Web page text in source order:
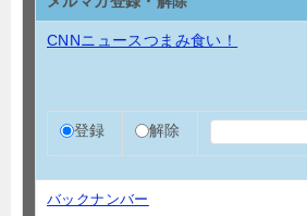
CNNニュースつまみ食い！
登録 解除
バックナンバー